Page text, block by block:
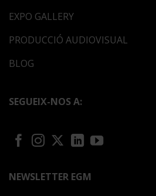
EXPO GALLERY
PRODUCCIÓ AUDIOVISUAL
BLOG
SEGUEIX-NOS A:
NEWSLETTER EGM